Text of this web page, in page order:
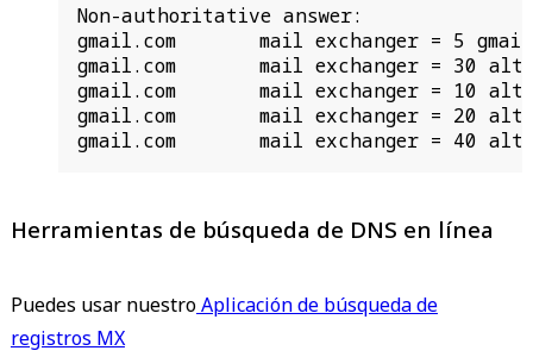
Non-authoritative answer:
gmail.com       mail exchanger = 5
gmail.com       mail exchanger = 30
gmail.com       mail exchanger = 10
gmail.com       mail exchanger = 20
gmail.com       mail exchanger = 40
Herramientas de búsqueda de DNS en línea
Puedes usar nuestroAplicación de búsqueda de
registros MX